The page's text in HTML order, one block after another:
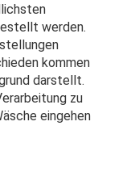
werden.
kommen
darstellt.
zu
eingehen